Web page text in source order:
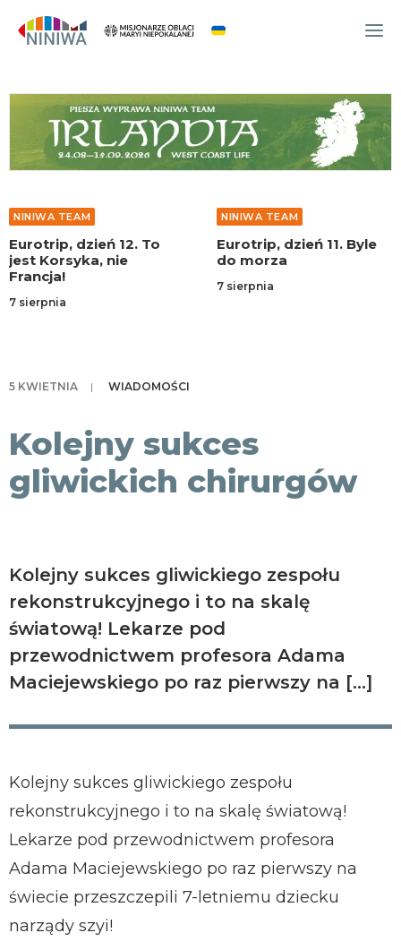
WYDARZENIA
O NAS
WSPÓLNOTA
NINIWA TEAM
FESTIWAL ŻYCIA
WOLONTARIAT
AKTUALNOŚCI
NINIWA TEAM
Eurotrip, dzień 12. To
jest Korsyka, nie
Francja!
7 sierpnia
NINIWA TEAM
Eurotrip, dzień 11. Byle
do morza
7 sierpnia
5 KWIETNIA | WIADOMOŚCI
Kolejny sukces
gliwickich chirurgów
Kolejny sukces gliwickiego zespołu
rekonstrukcyjnego i to na skalę
światową! Lekarze pod
przewodnictwem profesora Adama
Maciejewskiego po raz pierwszy na […]
Kolejny sukces gliwickiego zespołu
rekonstrukcyjnego i to na skalę światową!
Lekarze pod przewodnictwem profesora
Adama Maciejewskiego po raz pierwszy na
świecie przeszczepili 7-letniemu dziecku
narządy szyi!